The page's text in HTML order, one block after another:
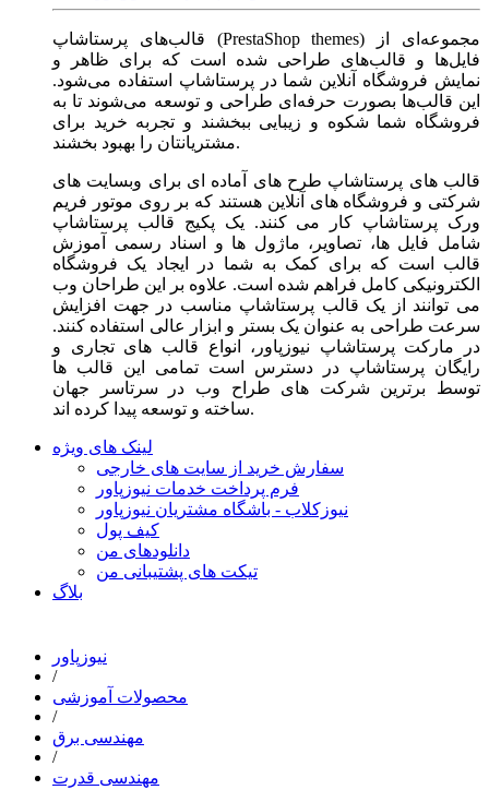
قالب‌های پرستاشاپ (PrestaShop themes) مجموعه‌ای از
فایل‌ها و قالب‌های طراحی شده است که برای ظاهر و
نمایش فروشگاه آنلاین شما در پرستاشاپ استفاده می‌شود.
این قالب‌ها بصورت حرفه‌ای طراحی و توسعه می‌شوند تا به
فروشگاه شما شکوه و زیبایی ببخشند و تجربه خرید برای
مشتریانتان را بهبود بخشند.
قالب های پرستاشاپ طرح های آماده ای برای وبسایت های
شرکتی و فروشگاه های آنلاین هستند که بر روی موتور فریم
ورک پرستاشاپ کار می کنند. یک پکیج قالب پرستاشاپ
شامل فایل ها، تصاویر، ماژول ها و اسناد رسمی آموزش
قالب است که برای کمک به شما در ایجاد یک فروشگاه
الکترونیکی کامل فراهم شده است. علاوه بر این طراحان وب
می توانند از یک قالب پرستاشاپ مناسب در جهت افزایش
سرعت طراحی به عنوان یک بستر و ابزار عالی استفاده کنند.
در مارکت پرستاشاپ نیوزپاور، انواع قالب های تجاری و
رایگان پرستاشاپ در دسترس است تمامی این قالب ها
توسط برترین شرکت های طراح وب در سرتاسر جهان
ساخته و توسعه پیدا کرده اند.
لینک های ویژه
سفارش خرید از سایت های خارجی
فرم پرداخت خدمات نیوزپاور
نیوزکلاب - باشگاه مشتریان نیوزپاور
کیف پول
دانلودهای من
تیکت های پشتیبانی من
بلاگ
نیوزپاور
/
محصولات آموزشی
/
مهندسی برق
/
مهندسی قدرت